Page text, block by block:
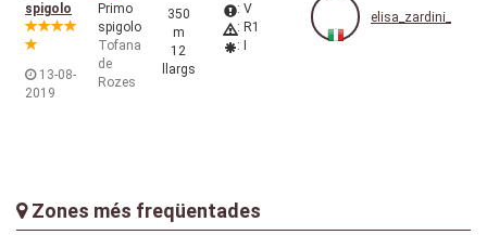
spigolo
13-08-
2019
Primo
spigolo
Tofana
de
Rozes
350
m
12
llargs
: V
: R1
: I
elisa_zardini_
Zones més freqüentades